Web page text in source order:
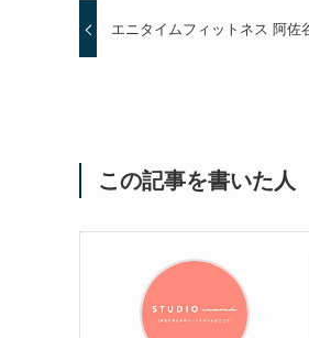
エニタイムフィットネス 阿佐
この記事を書いた人